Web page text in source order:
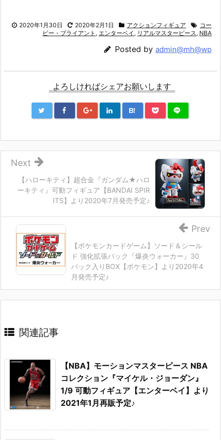
2020年1月30日 2020年2月1日 アクションフィギュア
コー
ビー・ブライアント , エンターベイ , リアルマスターピース , NBA
Posted by admin@mh@wp
よろしければシェアお願いします
B!
【ハローキティ】超合金『ガンダム★ハロ
ーキティ』可動フィギュア【BANDAI SPIR
ITS】より2020年7月発売予定♪
Next
【ポケモンカードゲーム】ソード＆シール
ド 強化拡張パック『爆炎ウォーカー』30
パック入りBOX【ポケモン】より2020年4
月発売予定♪
Prev
関連記事
【NBA】モーションマスターピース NBA
コレクション『マイケル・ジョーダン』
1/9 可動フィギュア【エンターベイ】より
2021年1月再販予定♪